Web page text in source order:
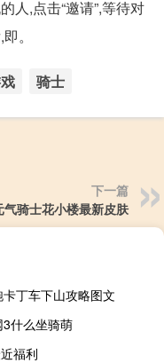
人,点击“邀请”,等待对
。
骑士
下一篇
气骑士花小楼最新皮肤
卡丁车下山攻略图文
3什么坐骑萌
福利